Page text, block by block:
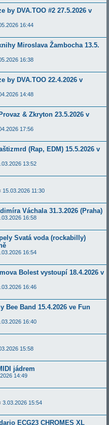
by DVA.TOO #2 27.5.2026 v
16:44
Miroslava Žambocha 13.5.
16:38
by DVA.TOO 22.4.2026 v
14:48
& Zkryton 23.5.2026 v
17:56
(Rap, EDM) 15.5.2026 v
13:52
15.03.2026 11:30
Váchala 31.3.2026 (Praha)
16:58
Svatá voda (rockabilly)
16:54
Bolest vystoupí 18.4.2026 v
16:46
Bee Band 15.4.2026 ve Fun
16:40
15:58
jádrem
14:49
3.03.2026 15:54
ECG23 CHROMES XL